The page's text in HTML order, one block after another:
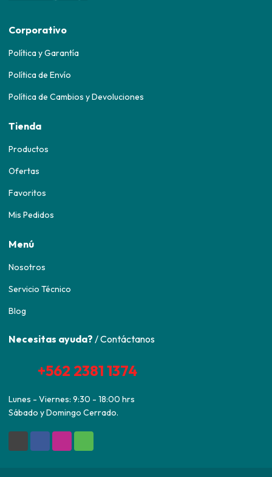
Corporativo
Política y Garantía
Política de Envío
Política de Cambios y Devoluciones
Tienda
Productos
Ofertas
Favoritos
Mis Pedidos
Menú
Nosotros
Servicio Técnico
Blog
Necesitas ayuda? / Contáctanos
+562 2381 1374
Lunes - Viernes: 9:30 - 18:00 hrs
Sábado y Domingo Cerrado.